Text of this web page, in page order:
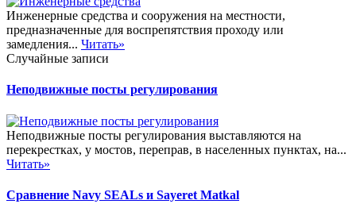
Инженерные средства и сооружения на местности,
предназначенные для воспрепятствия проходу или
замедления... Читать»
Случайные записи
Неподвижные посты регулирования
Неподвижные посты регулирования выставляются на
перекрестках, у мостов, переправ, в населенных пунктах, на...
Читать»
Сравнение Navy SEALs и Sayeret Matkal